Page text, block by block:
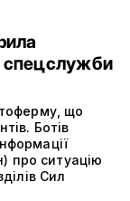
що
Ботів
про ситуацію
Сил